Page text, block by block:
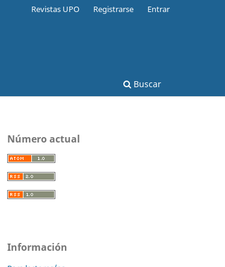
Buscar
Revistas UPO Registrarse Entrar
Número actual
Información